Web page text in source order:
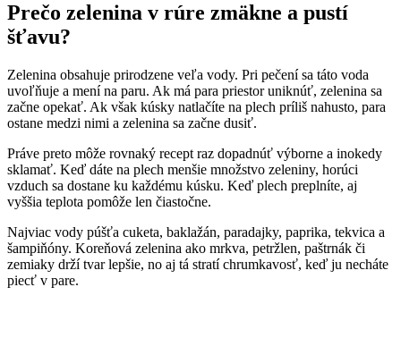
Prečo zelenina v rúre zmäkne a pustí
šťavu?
Zelenina obsahuje prirodzene veľa vody. Pri pečení sa táto voda
uvoľňuje a mení na paru. Ak má para priestor uniknúť, zelenina sa
začne opekať. Ak však kúsky natlačíte na plech príliš nahusto, para
ostane medzi nimi a zelenina sa začne dusiť.
Práve preto môže rovnaký recept raz dopadnúť výborne a inokedy
sklamať. Keď dáte na plech menšie množstvo zeleniny, horúci
vzduch sa dostane ku každému kúsku. Keď plech preplníte, aj
vyššia teplota pomôže len čiastočne.
Najviac vody púšťa cuketa, baklažán, paradajky, paprika, tekvica a
šampiňóny. Koreňová zelenina ako mrkva, petržlen, paštrnák či
zemiaky drží tvar lepšie, no aj tá stratí chrumkavosť, keď ju necháte
piecť v pare.